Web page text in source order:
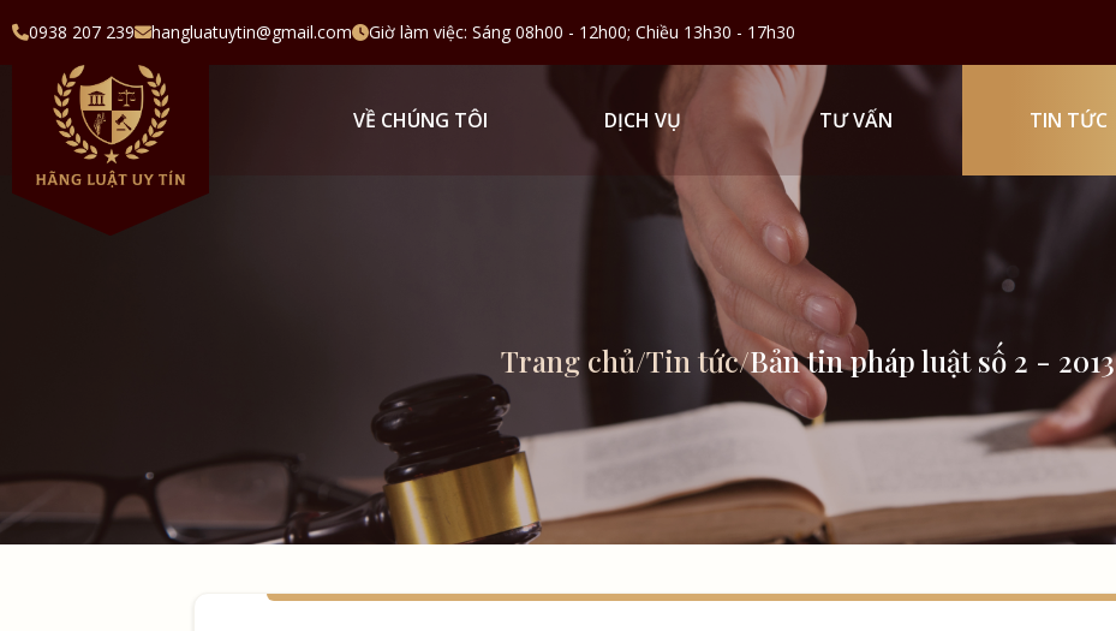
0938 207 239 hangluatuytin@gmail.com Giờ làm việc: Sáng 08h00 - 12h00; Chiều 13h30 - 17h30
VỀ CHÚNG TÔI DỊCH VỤ TƯ VẤN TIN TỨC
Trang chủ/Tin tức/Bản tin pháp luật số 2 - 2013